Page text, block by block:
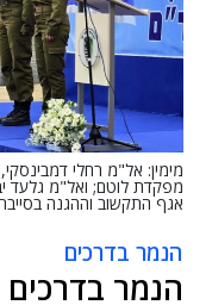
מימין: אל"מ רחלי
מפקדת לוטם; ואל"מ גלעד
אגף התקשוב וההגנה
הנמר בדרכים
הנמר